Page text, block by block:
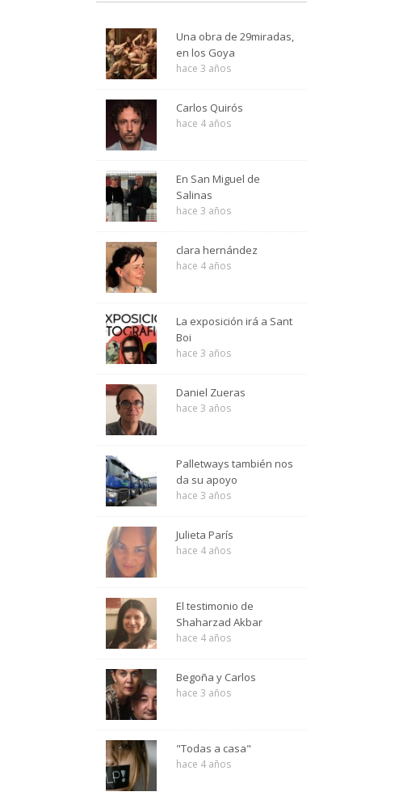
Una obra de 29miradas,
en los Goya
hace 3 años
Carlos Quirós
hace 4 años
En San Miguel de
Salinas
hace 3 años
clara hernández
hace 4 años
La exposición irá a Sant
Boi
hace 3 años
Daniel Zueras
hace 3 años
Palletways también nos
da su apoyo
hace 3 años
Julieta París
hace 4 años
El testimonio de
Shaharzad Akbar
hace 4 años
Begoña y Carlos
hace 3 años
"Todas a casa"
hace 4 años